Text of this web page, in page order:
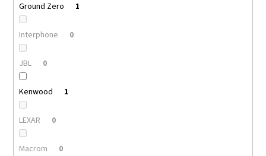
Ground Zero 1
Interphone 0
JBL 0
Kenwood 1
LEXAR 0
Macrom 0